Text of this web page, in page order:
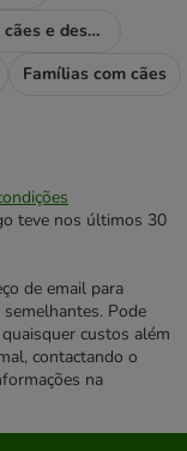
Adestramento de cães e desporto
Famílias com cães
teve nos últimos 30
de email para
Pode
custos além
contactando o
na